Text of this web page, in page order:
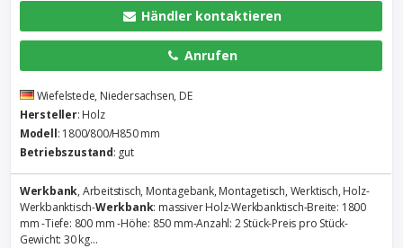
Händler kontaktieren
Anrufen
Wiefelstede, Niedersachsen, DE
Hersteller: Holz
Modell: 1800/800/H850 mm
Betriebszustand: gut
Werkbank, Arbeitstisch, Montagebank, Montagetisch, Werktisch, Holz-
Werkbanktisch-Werkbank: massiver Holz-Werkbanktisch-Breite: 1800
mm -Tiefe: 800 mm -Höhe: 850 mm-Anzahl: 2 Stück-Preis pro Stück-
Gewicht: 30 kg...